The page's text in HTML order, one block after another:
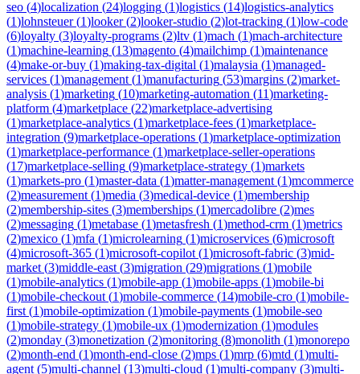
seo (4)localization (24)logging (1)logistics (14)logistics-analytics
(1)lohnsteuer(1)looker(2)looker-studio (2)lot-tracking (1)low-code
(6)loyalty (3)loyalty-programs (2)ltv (1)mach (1)mach-architecture
(1)machine-learning (13)magento (4)mailchimp (1)maintenance
(4)make-or-buy (1)making-tax-digital (1)malaysia (1)managed-
services (1)management (1)manufacturing (53)margins (2)market-
analysis (1)marketing (10)marketing-automation (11)marketing-
platform (4)marketplace (22)marketplace-advertising
(1)marketplace-analytics (1)marketplace-fees (1)marketplace-
integration (9)marketplace-operations (1)marketplace-optimization
(1)marketplace-performance (1)marketplace-seller-operations
(17)marketplace-selling (9)marketplace-strategy (1)markets
(1)markets-pro (1)master-data (1)matter-management (1)mcommerce
(2)measurement (1)media (3)medical-device (1)membership
(2)membership-sites (3)memberships (1)mercadolibre (2)mes
(2)messaging (1)metabase (1)metasfresh (1)method-crm (1)metrics
(2)mexico (1)mfa (1)microlearning (1)microservices (6)microsoft
(4)microsoft-365 (1)microsoft-copilot (1)microsoft-fabric (3)mid-
market (3)middle-east (3)migration (29)migrations (1)mobile
(1)mobile-analytics (1)mobile-app (1)mobile-apps (1)mobile-bi
(1)mobile-checkout (1)mobile-commerce (14)mobile-cro (1)mobile-
first (1)mobile-optimization (1)mobile-payments (1)mobile-seo
(1)mobile-strategy (1)mobile-ux (1)modernization (1)modules
(2)monday (3)monetization (2)monitoring (8)monolith (1)monorepo
(2)month-end (1)month-end-close (2)mps (1)mrp (6)mtd (1)multi-
agent (5)multi-channel (13)multi-cloud (1)multi-company (3)multi-